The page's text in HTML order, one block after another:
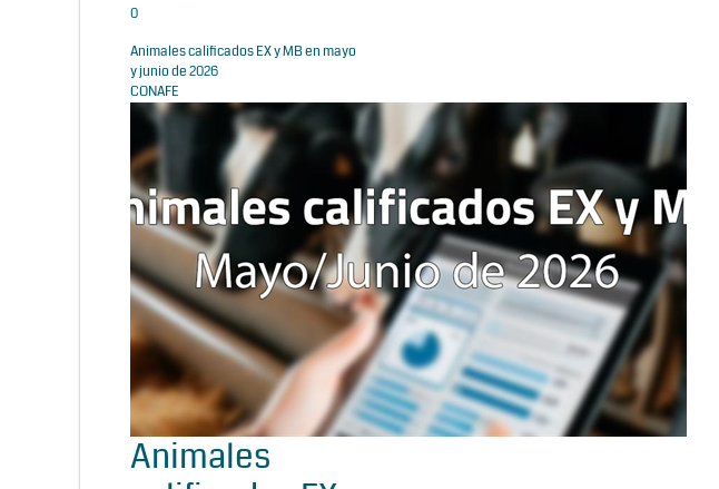
0
Animales calificados EX y MB en mayo
y junio de 2026
CONAFE
Animales